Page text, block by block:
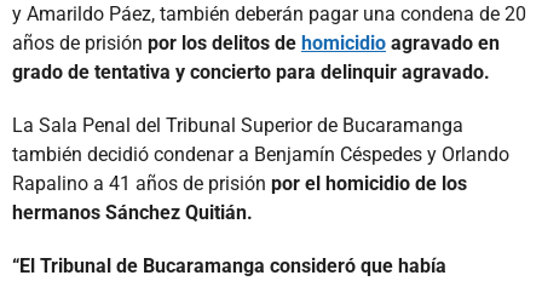
y Amarildo Páez, también deberán pagar una condena de 20
años de prisión por los delitos de homicidio agravado en
grado de tentativa y concierto para delinquir agravado.
La Sala Penal del Tribunal Superior de Bucaramanga
también decidió condenar a Benjamín Céspedes y Orlando
Rapalino a 41 años de prisión por el homicidio de los
hermanos Sánchez Quitián.
“El Tribunal de Bucaramanga consideró que había